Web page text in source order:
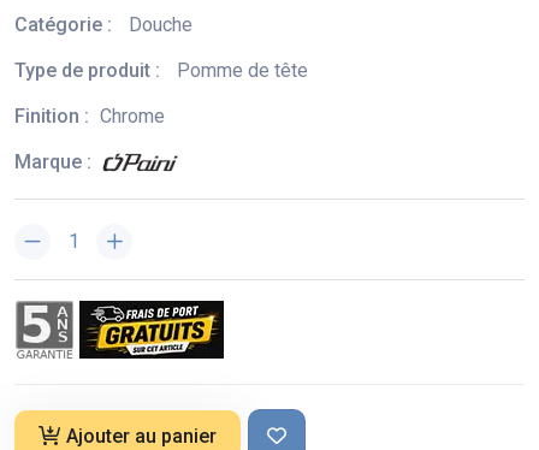
Catégorie :
Douche
Type de produit :
Pomme de tête
Finition : Chrome
Marque :
Ajouter au panier